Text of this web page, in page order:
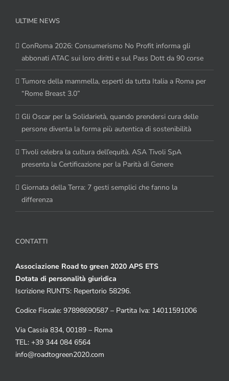
ULTIME NEWS
ConRoma 2026: Consumerismo No Profit informa gli
abbonati ATAC sui loro diritti e sul Pass Dott da 90 corse
Tumore della mammella, esperti da tutta Italia a Roma per
“Rome Breast 3.0”
Gli Oscar per la Solidarietà, quando prendersi cura delle
persone diventa la forma più autentica di sostenibilità
Tivoli celebra la cultura dell’equità. ASA Tivoli SpA
presenta la Certificazione per la Parità di Genere
Giornata della Terra: 7 gesti semplici che fanno la
differenza
CONTATTI
Associazione Road to green 2020 APS ETS
Dotata di personalità giuridica
Iscrizione RUNTS: Repertorio 58296.
Codice Fiscale: 97898690587 – Partita Iva: 14011591006
Via Cassia 834, 00189 – Roma
TEL: +39 344 084 6564
info@roadtogreen2020.com